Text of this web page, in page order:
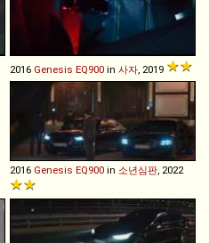
2016 Genesis EQ900 in 사자, 2019
2016 Genesis EQ900 in 소년심판, 2022